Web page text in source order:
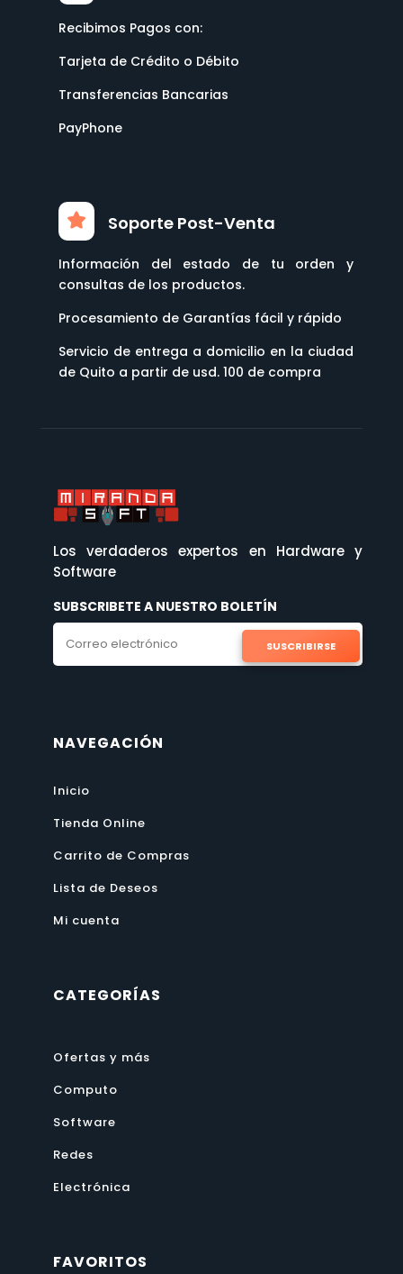
Recibimos Pagos con:
Tarjeta de Crédito o Débito
Transferencias Bancarias
PayPhone
Soporte Post-Venta
Información del estado de tu orden y
consultas de los productos.
Procesamiento de Garantías fácil y rápido
Servicio de entrega a domicilio en la ciudad
de Quito a partir de usd. 100 de compra
Los verdaderos expertos en Hardware y
Software
SUBSCRIBETE A NUESTRO BOLETÍN
NAVEGACIÓN
CATEGORÍAS
Ofertas y más
Electrónica
FAVORITOS